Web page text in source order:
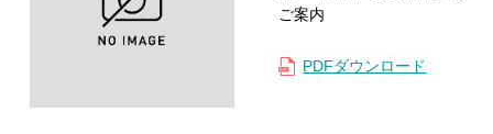
ご案内
PDFダウンロード